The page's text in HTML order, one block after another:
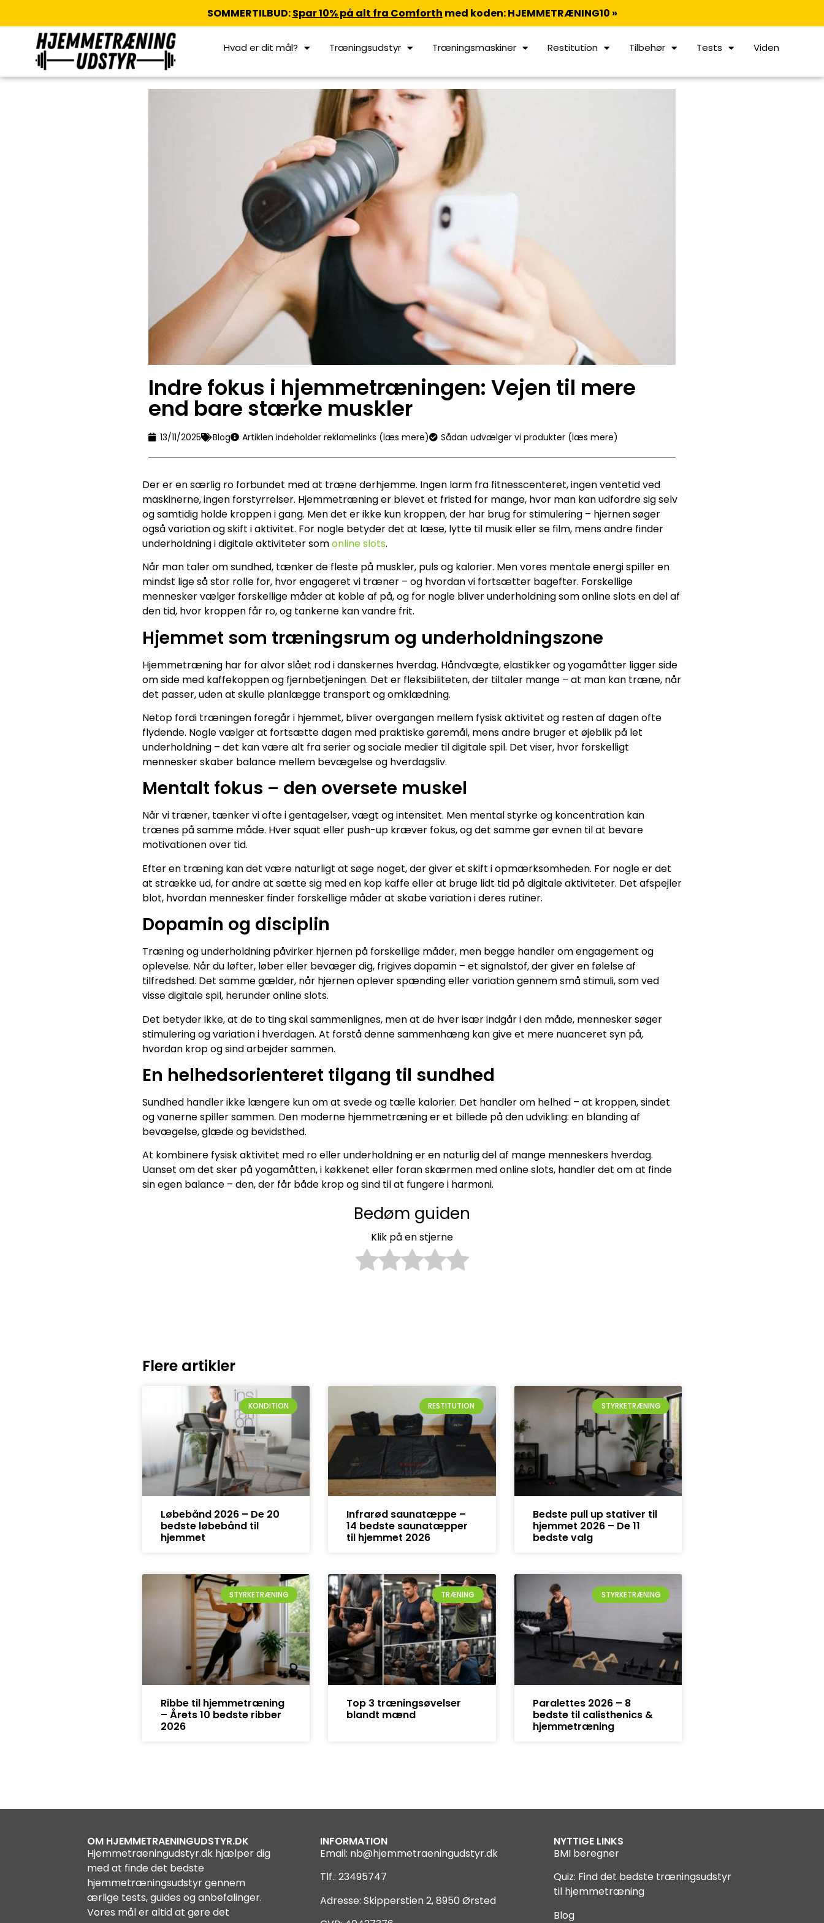
SOMMERTILBUD:Spar 10% på alt fra Comforth med koden: HJEMMETRÆNING10 »
Hvad er dit mål? Træningsudstyr Træningsmaskiner Restitution Tilbehør Tests Viden
Indre fokus i hjemmetræningen: Vejen til mere
end bare stærke muskler
13/11/2025 Blog Artiklen indeholder reklamelinks (læs mere) Sådan udvælger vi produkter (læs mere)
Der er en særlig ro forbundet med at træne derhjemme. Ingen larm fra fitnesscenteret, ingen ventetid ved
maskinerne, ingen forstyrrelser. Hjemmetræning er blevet et fristed for mange, hvor man kan udfordre sig selv
og samtidig holde kroppen i gang. Men det er ikke kun kroppen, der har brug for stimulering – hjernen søger
også variation og skift i aktivitet. For nogle betyder det at læse, lytte til musik eller se film, mens andre finder
underholdning i digitale aktiviteter somonline slots.
Når man taler om sundhed, tænker de fleste på muskler, puls og kalorier. Men vores mentale energi spiller en
mindst lige så stor rolle for, hvor engageret vi træner – og hvordan vi fortsætter bagefter. Forskellige
mennesker vælger forskellige måder at koble af på, og for nogle bliver underholdning som online slots en del af
den tid, hvor kroppen får ro, og tankerne kan vandre frit.
Hjemmet som træningsrum og underholdningszone
Hjemmetræning har for alvor slået rod i danskernes hverdag. Håndvægte, elastikker og yogamåtter ligger side
om side med kaffekoppen og fjernbetjeningen. Det er fleksibiliteten, der tiltaler mange – at man kan træne, når
det passer, uden at skulle planlægge transport og omklædning.
Netop fordi træningen foregår i hjemmet, bliver overgangen mellem fysisk aktivitet og resten af dagen ofte
flydende. Nogle vælger at fortsætte dagen med praktiske gøremål, mens andre bruger et øjeblik på let
underholdning – det kan være alt fra serier og sociale medier til digitale spil. Det viser, hvor forskelligt
mennesker skaber balance mellem bevægelse og hverdagsliv.
Mentalt fokus – den oversete muskel
Når vi træner, tænker vi ofte i gentagelser, vægt og intensitet. Men mental styrke og koncentration kan
trænes på samme måde. Hver squat eller push-up kræver fokus, og det samme gør evnen til at bevare
motivationen over tid.
Efter en træning kan det være naturligt at søge noget, der giver et skift i opmærksomheden. For nogle er det
at strække ud, for andre at sætte sig med en kop kaffe eller at bruge lidt tid på digitale aktiviteter. Det afspejler
blot, hvordan mennesker finder forskellige måder at skabe variation i deres rutiner.
Dopamin og disciplin
Træning og underholdning påvirker hjernen på forskellige måder, men begge handler om engagement og
oplevelse. Når du løfter, løber eller bevæger dig, frigives dopamin – et signalstof, der giver en følelse af
tilfredshed. Det samme gælder, når hjernen oplever spænding eller variation gennem små stimuli, som ved
visse digitale spil, herunder online slots.
Det betyder ikke, at de to ting skal sammenlignes, men at de hver især indgår i den måde, mennesker søger
stimulering og variation i hverdagen. At forstå denne sammenhæng kan give et mere nuanceret syn på,
hvordan krop og sind arbejder sammen.
En helhedsorienteret tilgang til sundhed
Sundhed handler ikke længere kun om at svede og tælle kalorier. Det handler om helhed – at kroppen, sindet
og vanerne spiller sammen. Den moderne hjemmetræning er et billede på den udvikling: en blanding af
bevægelse, glæde og bevidsthed.
At kombinere fysisk aktivitet med ro eller underholdning er en naturlig del af mange menneskers hverdag.
Uanset om det sker på yogamåtten, i køkkenet eller foran skærmen med online slots, handler det om at finde
sin egen balance – den, der får både krop og sind til at fungere i harmoni.
Bedøm guiden
Klik på en stjerne
Flere artikler
KONDITION
Løbebånd 2026 – De 20
bedste løbebånd til
hjemmet
RESTITUTION
Infrarød saunatæppe –
14 bedste saunatæpper
til hjemmet 2026
STYRKETRÆNING
Bedste pull up stativer til
hjemmet 2026 – De 11
bedste valg
STYRKETRÆNING
Ribbe til hjemmetræning
– Årets 10 bedste ribber
2026
TRÆNING
Top 3 træningsøvelser
blandt mænd
STYRKETRÆNING
Paralettes 2026 – 8
bedste til calisthenics &
hjemmetræning
OM HJEMMETRAENINGUDSTYR.DK
Hjemmetraeningudstyr.dk hjælper dig
med at finde det bedste
hjemmetræningsudstyr gennem
ærlige tests, guides og anbefalinger.
Vores mål er altid at gøre det
INFORMATION
Email: nb@hjemmetraeningudstyr.dk
Tlf.: 23495747
Adresse: Skipperstien 2, 8950 Ørsted
NYTTIGE LINKS
BMI beregner
Quiz: Find det bedste træningsudstyr
til hjemmetræning
Blog